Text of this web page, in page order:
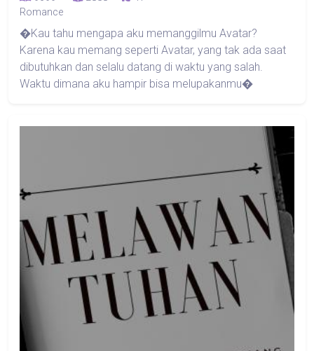
Romance
�Kau tahu mengapa aku memanggilmu Avatar?
Karena kau memang seperti Avatar, yang tak ada saat
dibutuhkan dan selalu datang di waktu yang salah.
Waktu dimana aku hampir bisa melupakanmu�